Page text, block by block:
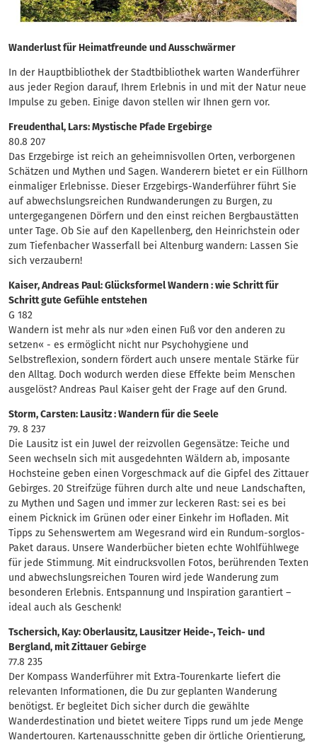
Wanderlust für Heimatfreunde und Ausschwärmer
In der Hauptbibliothek der Stadtbibliothek warten Wanderführer
aus jeder Region darauf, Ihrem Erlebnis in und mit der Natur neue
Impulse zu geben. Einige davon stellen wir Ihnen gern vor.
Freudenthal, Lars: Mystische Pfade Ergebirge
80.8 207
Das Erzgebirge ist reich an geheimnisvollen Orten, verborgenen
Schätzen und Mythen und Sagen. Wanderern bietet er ein Füllhorn
einmaliger Erlebnisse. Dieser Erzgebirgs-Wanderführer führt Sie
auf abwechslungsreichen Rundwanderungen zu Burgen, zu
untergegangenen Dörfern und den einst reichen Bergbaustätten
unter Tage. Ob Sie auf den Kapellenberg, den Heinrichstein oder
zum Tiefenbacher Wasserfall bei Altenburg wandern: Lassen Sie
sich verzaubern!
Kaiser, Andreas Paul: Glücksformel Wandern : wie Schritt für
Schritt gute Gefühle entstehen
G 182
Wandern ist mehr als nur »den einen Fuß vor den anderen zu
setzen« - es ermöglicht nicht nur Psychohygiene und
Selbstreflexion, sondern fördert auch unsere mentale Stärke für
den Alltag. Doch wodurch werden diese Effekte beim Menschen
ausgelöst? Andreas Paul Kaiser geht der Frage auf den Grund.
Storm, Carsten: Lausitz : Wandern für die Seele
79. 8 237
Die Lausitz ist ein Juwel der reizvollen Gegensätze: Teiche und
Seen wechseln sich mit ausgedehnten Wäldern ab, imposante
Hochsteine geben einen Vorgeschmack auf die Gipfel des Zittauer
Gebirges. 20 Streifzüge führen durch alte und neue Landschaften,
zu Mythen und Sagen und immer zur leckeren Rast: sei es bei
einem Picknick im Grünen oder einer Einkehr im Hofladen. Mit
Tipps zu Sehenswertem am Wegesrand wird ein Rundum-sorglos-
Paket daraus. Unsere Wanderbücher bieten echte Wohlfühlwege
für jede Stimmung. Mit eindrucksvollen Fotos, berührenden Texten
und abwechslungsreichen Touren wird jede Wanderung zum
besonderen Erlebnis. Entspannung und Inspiration garantiert –
ideal auch als Geschenk!
Tschersich, Kay: Oberlausitz, Lausitzer Heide-, Teich- und
Bergland, mit Zittauer Gebirge
77.8 235
Der Kompass Wanderführer mit Extra-Tourenkarte liefert die
relevanten Informationen, die Du zur geplanten Wanderung
benötigst. Er begleitet Dich sicher durch die gewählte
Wanderdestination und bietet weitere Tipps rund um jede Menge
Wandertouren. Kartenausschnitte geben dir örtliche Orientierung,